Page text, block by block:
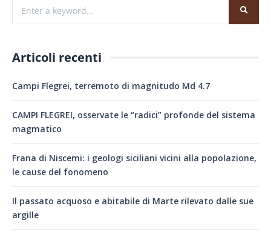
Articoli recenti
Campi Flegrei, terremoto di magnitudo Md 4.7
CAMPI FLEGREI, osservate le “radici” profonde del sistema
magmatico
Frana di Niscemi: i geologi siciliani vicini alla popolazione,
le cause del fonomeno
Il passato acquoso e abitabile di Marte rilevato dalle sue
argille